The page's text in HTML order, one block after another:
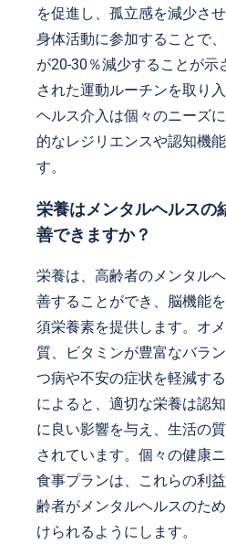
を促進し、孤立感を減少さ
身体活動に参加することで
が20-30％減少することが示
された運動ルーチンを取り
ヘルス介入は個々のニーズ
的なレジリエンスや認知機
す。
栄養はメンタルヘルスの
善できますか？
栄養は、高齢者のメンタル
善することができ、脳機能
須栄養素を提供します。オ
質、ビタミンが豊富なバラ
つ病や不安の症状を軽減す
によると、適切な栄養は認
に良い影響を与え、生活の
されています。個々の健康
食事プランは、これらの利
齢者がメンタルヘルスのた
けられるようにします。